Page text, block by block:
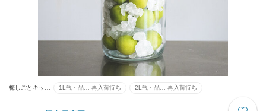
梅しごとキッ… 1L瓶・品… 再入荷待ち 2L瓶・品… 再入荷待ち